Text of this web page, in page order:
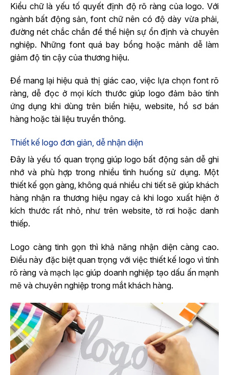
Kiểu chữ là yếu tố quyết định độ rõ ràng của logo. Với
ngành bất động sản, font chữ nên có độ dày vừa phải,
đường nét chắc chắn để thể hiện sự ổn định và chuyên
nghiệp. Những font quá bay bổng hoặc mảnh dễ làm
giảm độ tin cậy của thương hiệu.
Để mang lại hiệu quả thị giác cao, việc lựa chọn font rõ
ràng, dễ đọc ở mọi kích thước giúp logo đảm bảo tính
ứng dụng khi dùng trên biển hiệu, website, hồ sơ bán
hàng hoặc tài liệu truyền thông.
Thiết kế logo đơn giản, dễ nhận diện
Đây là yếu tố quan trọng giúp logo bất động sản dễ ghi
nhớ và phù hợp trong nhiều tình huống sử dụng. Một
thiết kế gọn gàng, không quá nhiều chi tiết sẽ giúp khách
hàng nhận ra thương hiệu ngay cả khi logo xuất hiện ở
kích thước rất nhỏ, như trên website, tờ rơi hoặc danh
thiếp.
Logo càng tinh gọn thì khả năng nhận diện càng cao.
Điều này đặc biệt quan trọng với việc thiết kế logo vì tính
rõ ràng và mạch lạc giúp doanh nghiệp tạo dấu ấn mạnh
mẽ và chuyên nghiệp trong mắt khách hàng.